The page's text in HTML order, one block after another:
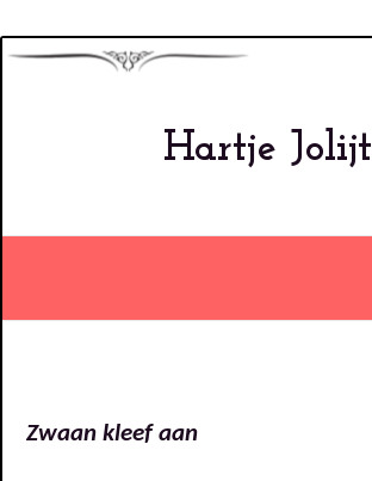
Overslaan
Hartje Jolijt
Zwaan kleef aan